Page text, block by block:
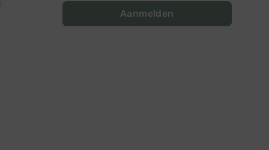
Aanmelden